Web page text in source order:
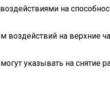
на
на верхние
указывать на снятие